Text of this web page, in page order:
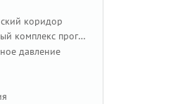
коридор
Арсенальный комплекс программ
давление